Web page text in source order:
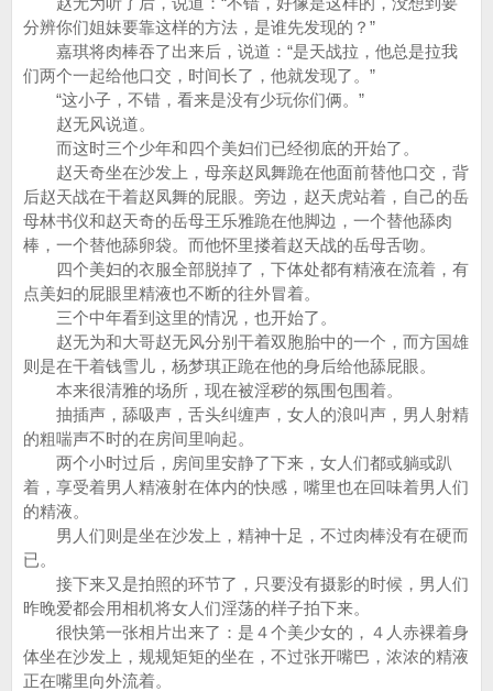
分辨你们姐妹要靠这样的方法，是谁先发现的？”
嘉琪将肉棒吞了出来后，说道：“是天战拉，他总是拉我
们两个一起给他口交，时间长了，他就发现了。”
“这小子，不错，看来是没有少玩你们俩。”
赵无风说道。
而这时三个少年和四个美妇们已经彻底的开始了。
赵天奇坐在沙发上，母亲赵凤舞跪在他面前替他口交，背
后赵天战在干着赵凤舞的屁眼。旁边，赵天虎站着，自己的岳
母林书仪和赵天奇的岳母王乐雅跪在他脚边，一个替他舔肉
棒，一个替他舔卵袋。而他怀里搂着赵天战的岳母舌吻。
四个美妇的衣服全部脱掉了，下体处都有精液在流着，有
点美妇的屁眼里精液也不断的往外冒着。
三个中年看到这里的情况，也开始了。
赵无为和大哥赵无风分别干着双胞胎中的一个，而方国雄
则是在干着钱雪儿，杨梦琪正跪在他的身后给他舔屁眼。
本来很清雅的场所，现在被淫秽的氛围包围着。
抽插声，舔吸声，舌头纠缠声，女人的浪叫声，男人射精
的粗喘声不时的在房间里响起。
两个小时过后，房间里安静了下来，女人们都或躺或趴
着，享受着男人精液射在体内的快感，嘴里也在回味着男人们
的精液。
男人们则是坐在沙发上，精神十足，不过肉棒没有在硬而
已。
接下来又是拍照的环节了，只要没有摄影的时候，男人们
昨晚爱都会用相机将女人们淫荡的样子拍下来。
很快第一张相片出来了：是４个美少女的，４人赤裸着身
体坐在沙发上，规规矩矩的坐在，不过张开嘴巴，浓浓的精液
正在嘴里向外流着。